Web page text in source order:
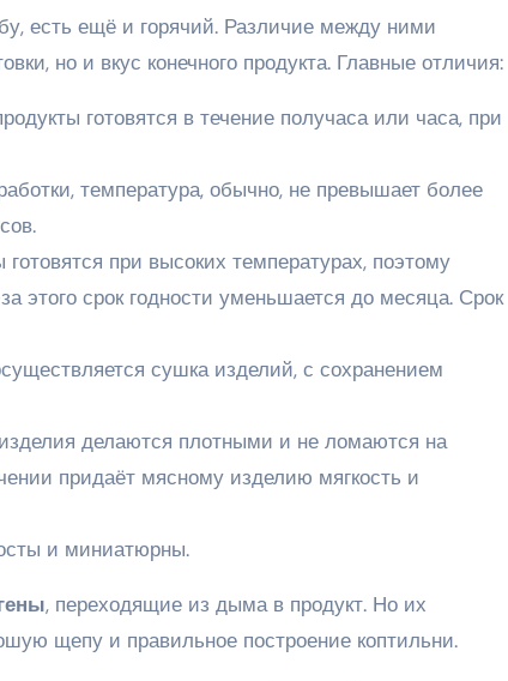
есть ещё и горячий. Различие между ними
но и вкус конечного продукта. Главные отличия:
готовятся в течение получаса или часа, при
температура, обычно, не превышает более
при высоких температурах, поэтому
этого срок годности уменьшается до месяца. Срок
сушка изделий, с сохранением
делаются плотными и не ломаются на
придаёт мясному изделию мягкость и
и миниатюрны.
, переходящие из дыма в продукт. Но их
щепу и правильное построение коптильни.